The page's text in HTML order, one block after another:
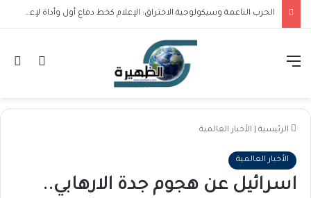
الحرب الناعمة وسيكولوجية الاختراق: الإعلام كخط دفاع أول وأداة لإعادة تشكيل هيكل الأمن القومي السوداني
تسجيل القائمة
الرئيسية الأخبار العالمية
الأخبار العالمية
اسرائيل عن هجوم جدة الارهابي..